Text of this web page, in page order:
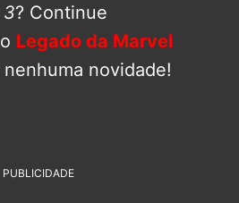
3? Continue
Legado da Marvel
novidade!
PUBLICIDADE